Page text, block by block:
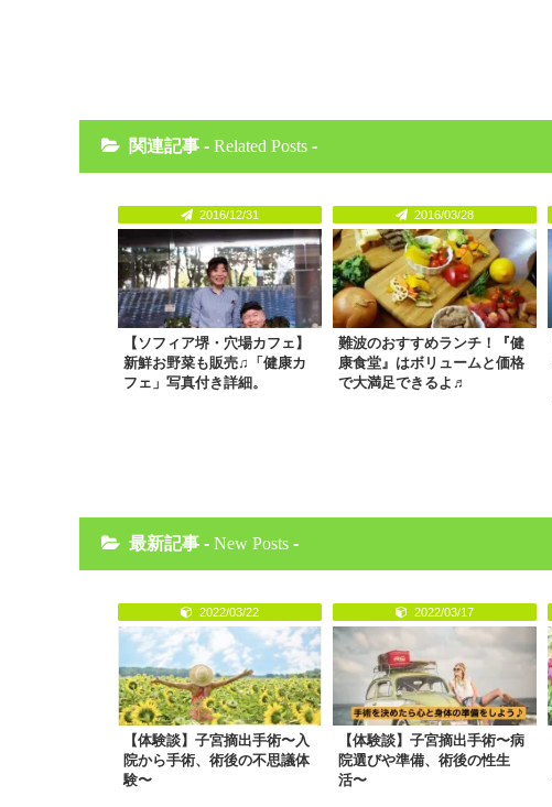
関連記事 - Related Posts -
2016/12/31
【ソフィア堺・穴場カフェ】
新鮮お野菜も販売♫「健康カ
フェ」写真付き詳細。
2016/03/28
難波のおすすめランチ！『健
康食堂』はボリュームと価格
で大満足できるよ♬
最新記事 - New Posts -
2022/03/22
【体験談】子宮摘出手術〜入
院から手術、術後の不思議体
験〜
2022/03/17
【体験談】子宮摘出手術〜病
院選びや準備、術後の性生
活〜